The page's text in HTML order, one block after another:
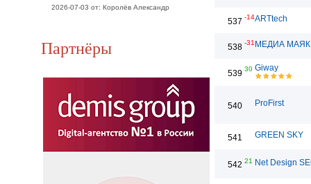
2026-07-03 от: Королёв Александр
Партнёры
537 -14ARTtech
538 -31 МЕДИА МАЯК
539 30 Giway
540 ProFirst
541 GREEN SKY
542 21 Net Design